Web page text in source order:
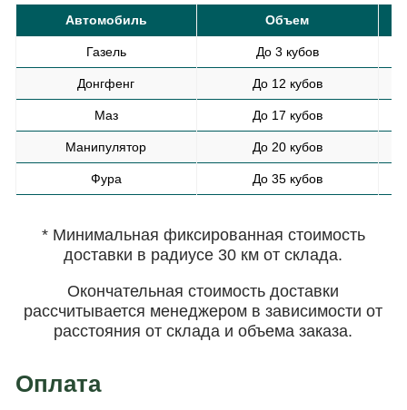
Автомобиль Объем
Газель До 3 кубов
Донгфенг До 12 кубов
Маз До 17 кубов
Манипулятор До 20 кубов
Фура До 35 кубов
* Минимальная фиксированная стоимость
доставки в радиусе 30 км от склада.
Окончательная стоимость доставки
рассчитывается менеджером в зависимости от
расстояния от склада и объема заказа.
Оплата